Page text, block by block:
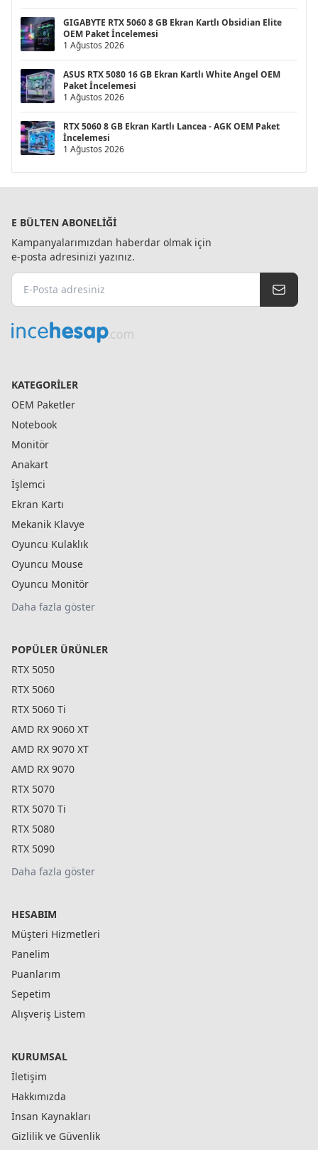
GIGABYTE RTX 5060 8 GB Ekran Kartlı Obsidian Elite
OEM Paket İncelemesi
1 Ağustos 2026
ASUS RTX 5080 16 GB Ekran Kartlı White Angel OEM
Paket İncelemesi
1 Ağustos 2026
RTX 5060 8 GB Ekran Kartlı Lancea - AGK OEM Paket
İncelemesi
1 Ağustos 2026
E BÜLTEN ABONELIĞI
Kampanyalarımızdan haberdar olmak için
e-posta adresinizi yazınız.
KATEGORILER
OEM Paketler
Notebook
Monitör
Anakart
İşlemci
Ekran Kartı
Mekanik Klavye
Oyuncu Kulaklık
Oyuncu Mouse
Oyuncu Monitör
Daha fazla göster
POPÜLER ÜRÜNLER
RTX 5050
RTX 5060
RTX 5060 Ti
AMD RX 9060 XT
AMD RX 9070 XT
AMD RX 9070
RTX 5070
RTX 5070 Ti
RTX 5080
RTX 5090
Daha fazla göster
HESABIM
Müşteri Hizmetleri
Panelim
Puanlarım
Sepetim
Alışveriş Listem
KURUMSAL
İletişim
Hakkımızda
İnsan Kaynakları
Gizlilik ve Güvenlik